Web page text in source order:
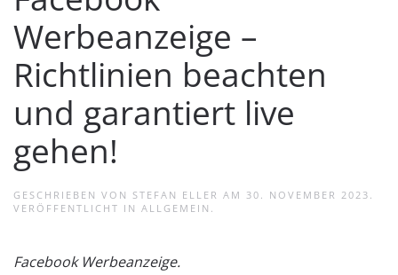
Werbeanzeige –
Richtlinien beachten
und garantiert live
gehen!
GESCHRIEBEN VON STEFAN ELLER AM 30. NOVEMBER 2023
VERÖFFENTLICHT IN ALLGEMEIN
Facebook Werbeanzeige.